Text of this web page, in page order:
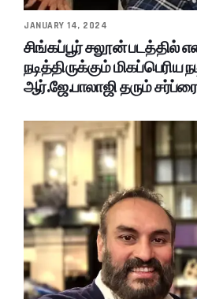
JANUARY 14, 2024
சிங்கப்பூர் சலூன் படத்தில்
நடித்திருக்கும் மிகப்பெரிய
ஆர்.ஜே.பாலாஜி தரும்